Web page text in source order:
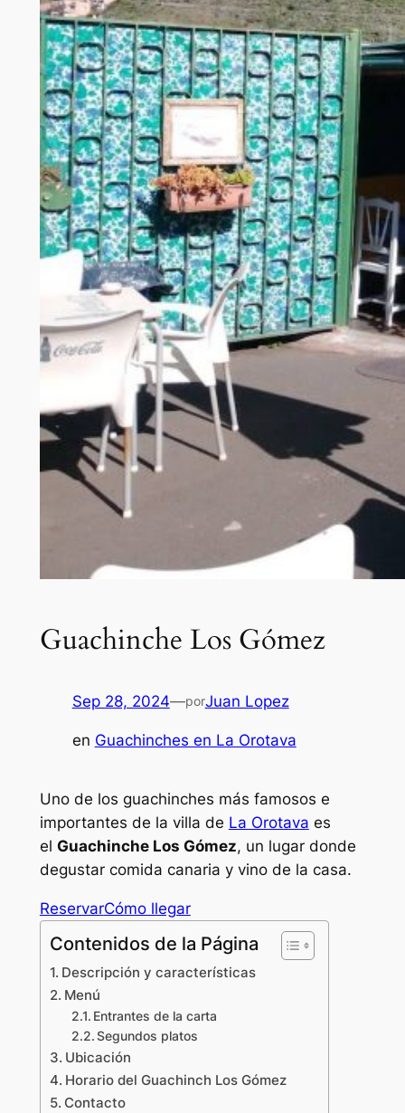
Guachinche Los Gómez
Sep 28, 2024—porJuan Lopez
en Guachinches en La Orotava
Uno de los guachinches más famosos e
importantes de la villa de La Orotava es
el Guachinche Los Gómez, un lugar donde
degustar comida canaria y vino de la casa.
ReservarCómo llegar
Contenidos de la Página
Descripción y características
Menú
Entrantes de la carta
Segundos platos
Ubicación
Horario del Guachinch Los Gómez
Contacto